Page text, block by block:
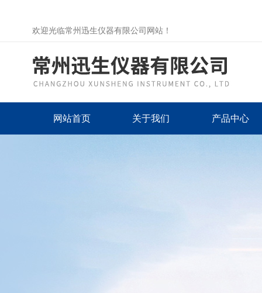
欢迎光临常州迅生仪器有限公司网站！
网站首页 关于我们 产品中心